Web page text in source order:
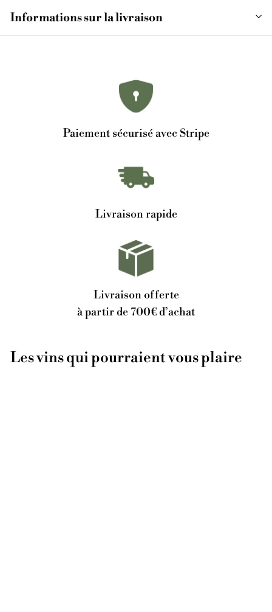
Informations sur la livraison
Paiement sécurisé avec Stripe
Livraison rapide
Livraison offerte
à partir de 700€ d’achat
Les vins qui pourraient vous plaire